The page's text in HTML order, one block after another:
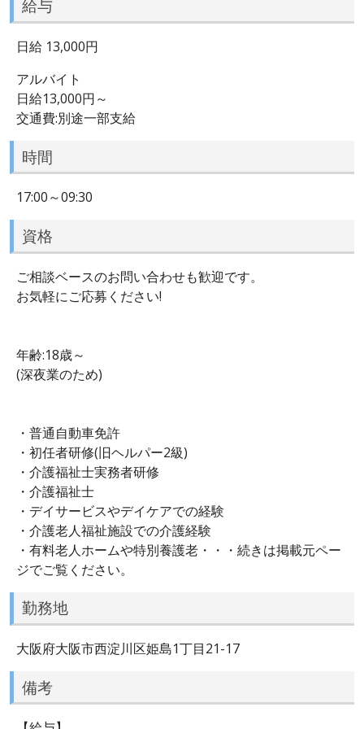
給与
日給 13,000円
アルバイト
日給13,000円～
交通費:別途一部支給
時間
17:00～09:30
資格
ご相談ベースのお問い合わせも歓迎です。
お気軽にご応募ください!
年齢:18歳～
(深夜業のため)
・普通自動車免許
・初任者研修(旧ヘルパー2級)
・介護福祉士実務者研修
・介護福祉士
・デイサービスやデイケアでの経験
・介護老人福祉施設での介護経験
・有料老人ホームや特別養護老・・・続きは掲載元ペー
ジでご覧ください。
勤務地
大阪府大阪市西淀川区姫島1丁目21-17
備考